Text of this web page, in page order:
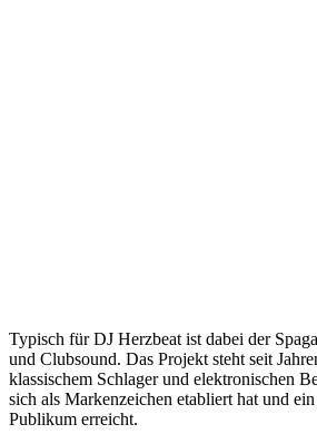
Typisch für DJ Herzbeat ist dabei der
und Clubsound. Das Projekt steht seit
klassischem Schlager und elektronischen
sich als Markenzeichen etabliert hat und
Publikum erreicht.